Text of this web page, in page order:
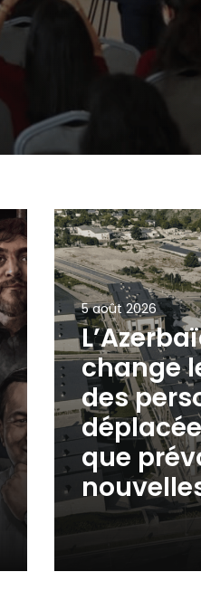
5 août 2026
change
des
que